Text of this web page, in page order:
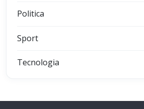
Politica
Sport
Tecnologia